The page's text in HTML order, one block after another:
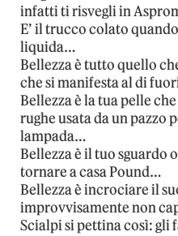
infatti ti risvegli in
E’ il trucco colato
liquida…
Bellezza è tutto quello
che si manifesta al di
Bellezza è la tua pelle
rughe usata da un pazzo
lampada…
Bellezza è il tuo sguardo
tornare a casa Pound…
Bellezza è incrociare il
improvvisamente non
Scialpi si pettina così: gli